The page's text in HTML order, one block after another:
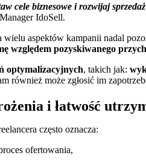
cele biznesowe i rozwijaj
IdoSell.
aspektów kampanii nadal
względem pozyskiwanego
optymalizacyjnych, takich jak:
również może zgłosić im
i łatwość
często oznacza:
ofertowania,